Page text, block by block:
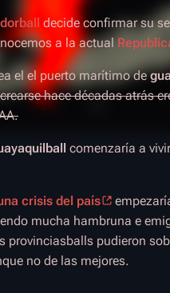
decide confirmar su
a la actual
el el puerto marítimo de
hace décadas atrás
comenzaría a
crisis del país
mucha hambruna e
provinciasballs pudieron
no de las mejores.